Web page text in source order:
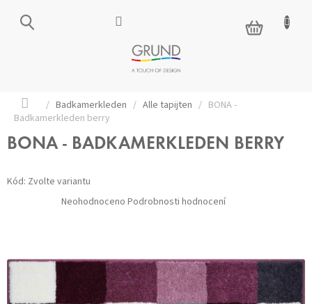
NÁKUPNÍ
KOŠÍK
Domů
/ Badkamerkleden / Alle tapijten / BONA -
Badkamerkleden berry
BONA - BADKAMERKLEDEN BERRY
Kód: Zvolte variantu
Průměrné
hodnocení
Neohodnoceno Podrobnosti hodnocení